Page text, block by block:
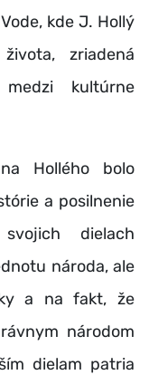
kde J. Hollý
zriadená
kultúrne
Hollého bolo
a posilnenie
dielach
národa, ale
a na fakt, že
národom
dielam patria